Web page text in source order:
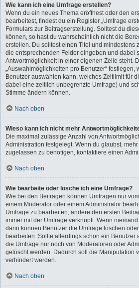
Wie kann ich eine Umfrage erstellen?
Wenn du ein neues Thema eröffnest oder den
bearbeitest, findest du ein Register „Umfrage
Formulars zur Beitragserstellung. Solltest du
können, so hast du wahrscheinlich nicht die
erstellen. Du solltest einen Titel und mindestens
die entsprechenden Felder eingeben und dabei
Antwortmöglichkeit in einer eigenen Zeile steht.
„Auswahlmöglichkeiten pro Benutzer“ festlegen,
Benutzer auswählen kann, welches Zeitlimit für
dabei eine zeitlich unbegrenzte Umfrage) und
Stimme ändern können.
Nach oben
Wieso kann ich nicht mehr
Die maximal zulässige Anzahl von
Administration festgelegt. Wenn du glaubst,
zugelassen zu benötigen, kontaktiere einen
Nach oben
Wie bearbeite oder lösche ich eine Umfrage?
Wie bei den Beiträgen können Umfragen nur
einem Moderator oder einem Administrator
Umfrage zu bearbeiten, ändere den ersten
immer mit der Umfrage verknüpft. Wenn
dann können Benutzer die Umfrage löschen
bearbeiten. Sollte allerdings schon ein Benutzer
die Umfrage nur noch von Moderatoren oder
gelöscht werden. Dadurch soll die Manipulation
verhindert werden.
Nach oben